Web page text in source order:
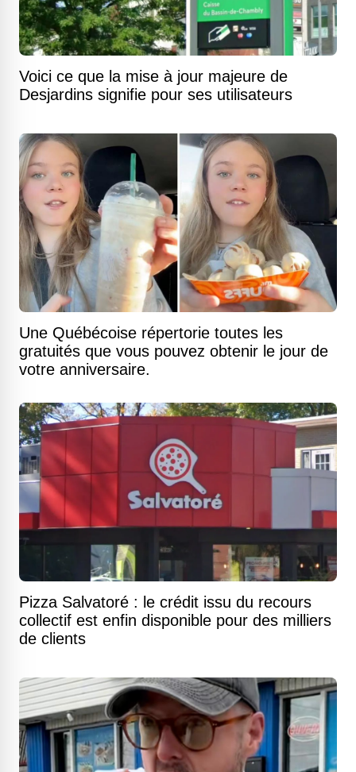
Voici ce que la mise à jour majeure de
Desjardins signifie pour ses utilisateurs
Une Québécoise répertorie toutes les
gratuités que vous pouvez obtenir le jour de
votre anniversaire.
Pizza Salvatoré : le crédit issu du recours
collectif est enfin disponible pour des milliers
de clients